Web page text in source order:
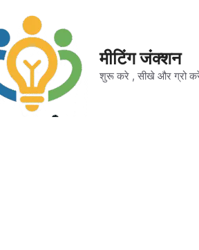
मीटिंग जंक्शन
शुरू करे , सीखे और ग्रो